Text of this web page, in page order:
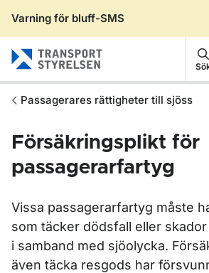
Varning för bluff-SMS
Passagerares rättigheter till sjöss
Försäkringsplikt för
passagerarfartyg
Vissa passagerarfartyg måste
som täcker dödsfall eller
i samband med sjöolycka.
även täcka resgods har